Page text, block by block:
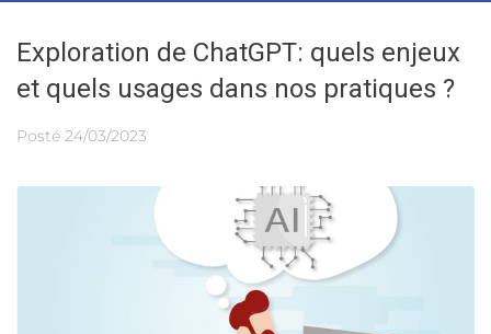
Exploration de ChatGPT: quels enjeux
et quels usages dans nos pratiques ?
Posté 24/03/2023